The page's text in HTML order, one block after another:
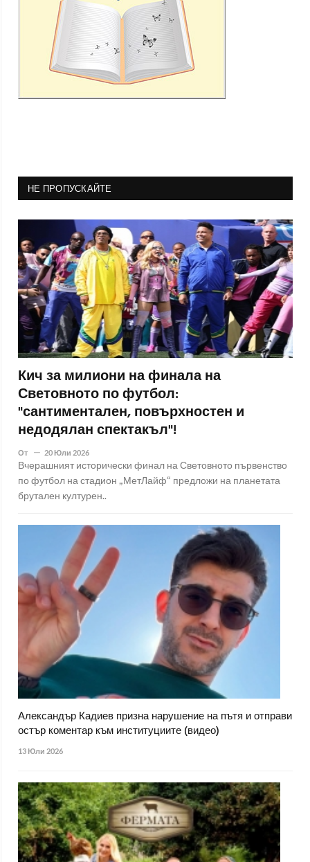
НЕ ПРОПУСКАЙТЕ
Кич за милиони на финала на
Световното по футбол:
"сантиментален, повърхностен и
недодялан спектакъл"!
От 20 Юли 2026
Вчерашният исторически финал на Световното първенство
по футбол на стадион „МетЛайф“ предложи на планетата
брутален културен..
Александър Кадиев призна нарушение на пътя и отправи
остър коментар към институциите (видео)
13 Юли 2026